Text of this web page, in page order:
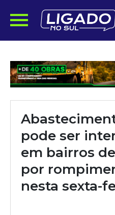
pode ser
em bairros
por
nesta sexta-